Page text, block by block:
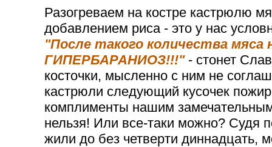
Разогреваем на костре кастрюлю
добавлением риса - это у нас
"После такого количества мяса
ГИПЕРБАРАНИОЗ!!!"- стонет
косточки, мысленно с ним не
кастрюли следующий кусочек
комплименты нашим
нельзя! Или все-таки можно? Судя
жили до без четверти диннадцать,